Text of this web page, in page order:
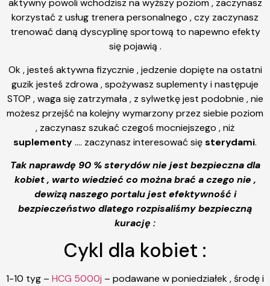
aktywny powoli wchodzisz na wyższy poziom , zaczynasz
korzystać z usług trenera personalnego , czy zaczynasz
trenować daną dyscyplinę sportową to napewno efekty
się pojawią .
Ok , jesteś aktywna fizycznie , jedzenie dopięte na ostatni
guzik jesteś zdrowa , spożywasz suplementy i następuje
STOP , waga się zatrzymała , z sylwetkę jest podobnie , nie
możesz przejść na kolejny wymarzony przez siebie poziom
, zaczynasz szukać czegoś mocniejszego , niż
suplementy…. zaczynasz interesować sięsterydami.
Tak naprawdę 90 % sterydów nie jest bezpieczna dla
kobiet , warto wiedzieć co można brać a czego nie ,
dewizą naszego portalu jest efektywność i
bezpieczeństwo dlatego rozpisaliśmy bezpieczną
kurację :
Cykl dla kobiet :
1-10 tyg – HCG 5000j – podawane w poniedziałek , środę i